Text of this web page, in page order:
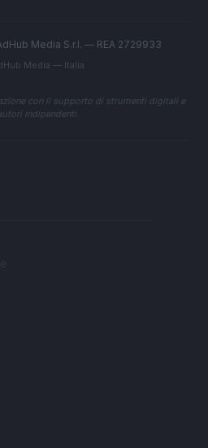
Media S.r.l. — REA 2729933
Media — Italia
con il supporto di strumenti digitali e
indipendenti.